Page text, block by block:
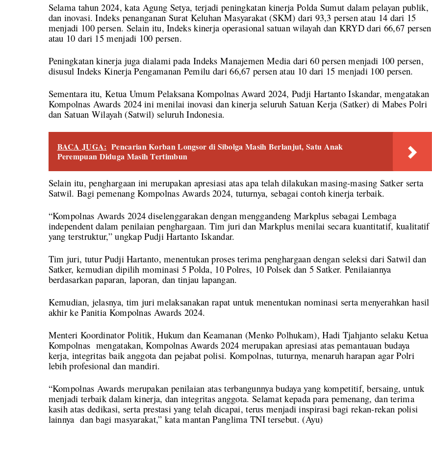
Selama tahun 2024, kata Agung Setya, terjadi peningkatan kinerja Polda Sumut dalam pelayan publik,
dan inovasi. Indeks penanganan Surat Keluhan Masyarakat (SKM) dari 93,3 persen atau 14 dari 15
menjadi 100 persen. Selain itu, Indeks kinerja operasional satuan wilayah dan KRYD dari 66,67 persen
atau 10 dari 15 menjadi 100 persen.
Peningkatan kinerja juga dialami pada Indeks Manajemen Media dari 60 persen menjadi 100 persen,
disusul Indeks Kinerja Pengamanan Pemilu dari 66,67 persen atau 10 dari 15 menjadi 100 persen.
Sementara itu, Ketua Umum Pelaksana Kompolnas Award 2024, Pudji Hartanto Iskandar, mengatakan
Kompolnas Awards 2024 ini menilai inovasi dan kinerja seluruh Satuan Kerja (Satker) di Mabes Polri
dan Satuan Wilayah (Satwil) seluruh Indonesia.
BACA JUGA: Pencarian Korban Longsor di Sibolga Masih Berlanjut, Satu Anak
Perempuan Diduga Masih Tertimbun
Selain itu, penghargaan ini merupakan apresiasi atas apa telah dilakukan masing-masing Satker serta
Satwil. Bagi pemenang Kompolnas Awards 2024, tuturnya, sebagai contoh kinerja terbaik.
“Kompolnas Awards 2024 diselenggarakan dengan menggandeng Markplus sebagai Lembaga
independent dalam penilaian penghargaan. Tim juri dan Markplus menilai secara kuantitatif, kualitatif
yang terstruktur,” ungkap Pudji Hartanto Iskandar.
Tim juri, tutur Pudji Hartanto, menentukan proses terima penghargaan dengan seleksi dari Satwil dan
Satker, kemudian dipilih mominasi 5 Polda, 10 Polres, 10 Polsek dan 5 Satker. Penilaiannya
berdasarkan paparan, laporan, dan tinjau lapangan.
Kemudian, jelasnya, tim juri melaksanakan rapat untuk menentukan nominasi serta menyerahkan hasil
akhir ke Panitia Kompolnas Awards 2024.
Menteri Koordinator Politik, Hukum dan Keamanan (Menko Polhukam), Hadi Tjahjanto selaku Ketua
Kompolnas mengatakan, Kompolnas Awards 2024 merupakan apresiasi atas pemantauan budaya
kerja, integritas baik anggota dan pejabat polisi. Kompolnas, tuturnya, menaruh harapan agar Polri
lebih profesional dan mandiri.
“Kompolnas Awards merupakan penilaian atas terbangunnya budaya yang kompetitif, bersaing, untuk
menjadi terbaik dalam kinerja, dan integritas anggota. Selamat kepada para pemenang, dan terima
kasih atas dedikasi, serta prestasi yang telah dicapai, terus menjadi inspirasi bagi rekan-rekan polisi
lainnya dan bagi masyarakat,” kata mantan Panglima TNI tersebut. (Ayu)